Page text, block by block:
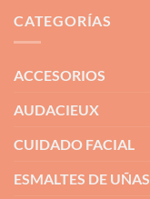
CATEGORÍAS
ACCESORIOS
AUDACIEUX
CUIDADO FACIAL
ESMALTES DE UÑAS